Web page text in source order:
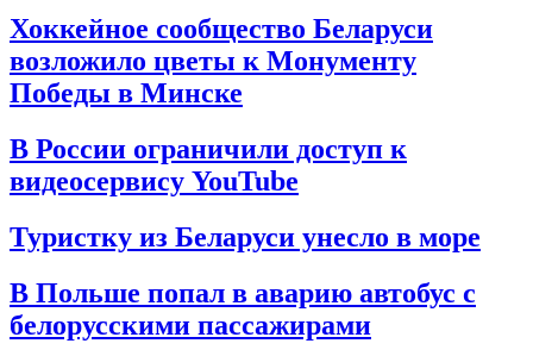
Хоккейное сообщество Беларуси
возложило цветы к Монументу
Победы в Минске
В России ограничили доступ к
видеосервису YouTube
Туристку из Беларуси унесло в море
В Польше попал в аварию автобус с
белорусскими пассажирами